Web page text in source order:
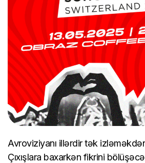
Avroviziyanı illərdir tək
Çıxışlara baxarkən fikrini